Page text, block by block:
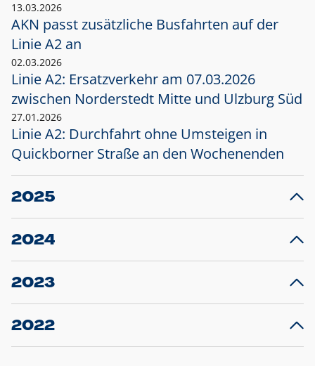
13.03.2026
AKN passt zusätzliche Busfahrten auf der
Linie A2 an
02.03.2026
Linie A2: Ersatzverkehr am 07.03.2026
zwischen Norderstedt Mitte und Ulzburg Süd
27.01.2026
Linie A2: Durchfahrt ohne Umsteigen in
Quickborner Straße an den Wochenenden
2025
23.12.2025
Projekt S5: Start der Bauarbeiten am
2024
10.12.2024
Großprojekt S5: Sperrung der Bahnstraße in
2023
20.12.2023
Schleswig-Holstein verlängert den
2022
22.12.2022